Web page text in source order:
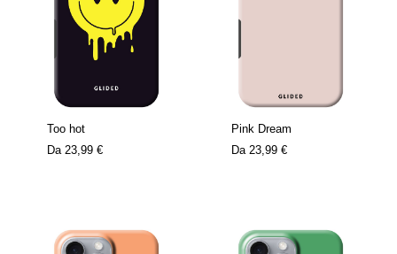
Too hot
Da 23,99 €
Pink Dream
Da 23,99 €